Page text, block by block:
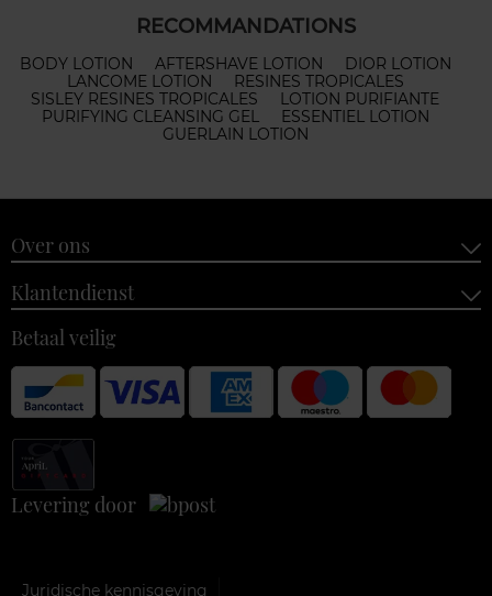
RECOMMANDATIONS
BODY LOTION AFTERSHAVE LOTION
DIOR LOTION
LANCOME LOTION
RESINES TROPICALES
SISLEY RESINES TROPICALES
LOTION PURIFIANTE
PURIFYING CLEANSING GEL
ESSENTIEL LOTION
GUERLAIN LOTION
Over ons
Klantendienst
Betaal veilig
Levering door
Juridische kennisgeving